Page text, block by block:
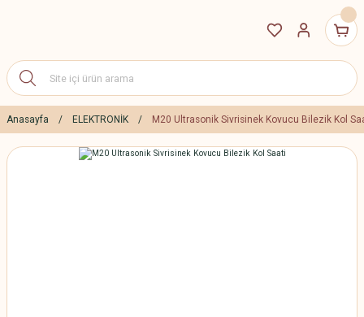
Anasayfa ELEKTRONİK M20 Ultrasonik Sivrisinek Kovucu Bilezik Kol